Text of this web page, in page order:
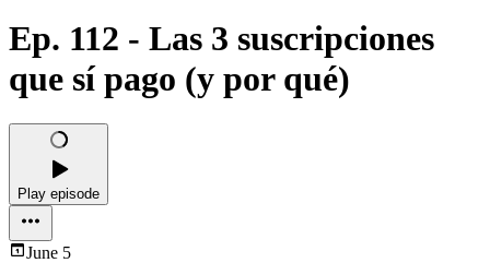
Ep. 112 - Las 3 suscripciones
que sí pago (y por qué)
Play episode
June 5